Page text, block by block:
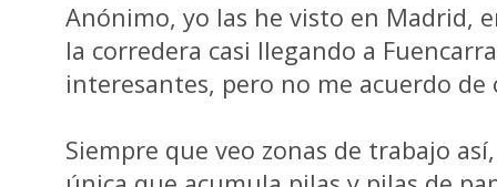
Anónimo, yo las he visto en Madrid,
la corredera casi llegando a
interesantes, pero no me acuerdo de
Siempre que veo zonas de trabajo